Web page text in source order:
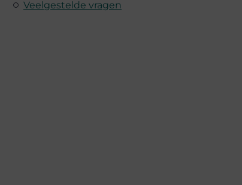
Veelgestelde vragen